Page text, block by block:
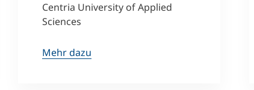
Centria University of Applied
Sciences
Mehr dazu